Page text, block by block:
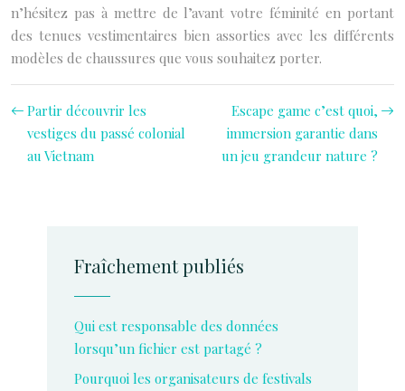
n’hésitez pas à mettre de l’avant votre féminité en portant
des tenues vestimentaires bien assorties avec les différents
modèles de chaussures que vous souhaitez porter.
Partir découvrir les
vestiges du passé colonial
au Vietnam
Escape game c’est quoi,
immersion garantie dans
un jeu grandeur nature ?
Fraîchement publiés
Qui est responsable des données
lorsqu’un fichier est partagé ?
Pourquoi les organisateurs de festivals